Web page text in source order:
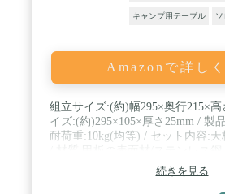
キャンプ用テーブル
Amazonで詳し
組立サイズ:(約)幅295×奥行215×
イズ:(約)295×105×厚さ25mm / 製
耐荷重:10kg(均等) / セット内容:天
脚部=鉄(クロムめっき)、原産国:
続きを見る